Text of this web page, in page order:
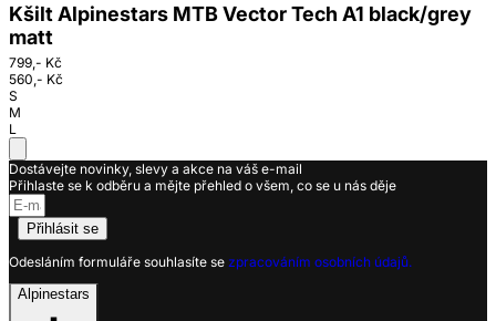
Kšilt Alpinestars MTB Vector Tech A1 black/grey
matt
799,- Kč
560,- Kč
S
M
L
Dostávejte novinky, slevy a akce na váš e-mail
Přihlaste se k odběru a mějte přehled o všem, co se u nás děje
Přihlásit se
Odesláním formuláře souhlasíte se zpracováním osobních údajů.
Alpinestars